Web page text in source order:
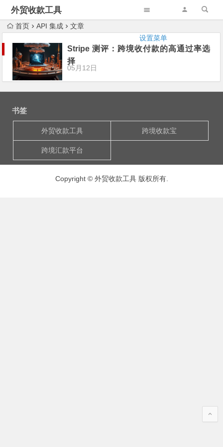
外贸收款工具
设置菜单
首页 API 集成 文章
Stripe 测评：跨境收付款的高通过率选
择
05月12日
书签
外贸收款工具 跨境收款宝
跨境汇款平台
Copyright © 外贸收款工具 版权所有.